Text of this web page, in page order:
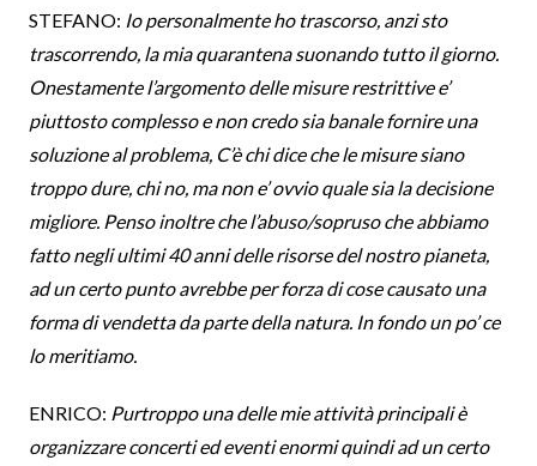
STEFANO: Io personalmente ho trascorso, anzi sto
trascorrendo, la mia quarantena suonando tutto il giorno.
Onestamente l’argomento delle misure restrittive e’
piuttosto complesso e non credo sia banale fornire una
soluzione al problema, C’è chi dice che le misure siano
troppo dure, chi no, ma non e’ ovvio quale sia la decisione
migliore. Penso inoltre che l’abuso/sopruso che abbiamo
fatto negli ultimi 40 anni delle risorse del nostro pianeta,
ad un certo punto avrebbe per forza di cose causato una
forma di vendetta da parte della natura. In fondo un po’ ce
lo meritiamo.
ENRICO: Purtroppo una delle mie attività principali è
organizzare concerti ed eventi enormi quindi ad un certo